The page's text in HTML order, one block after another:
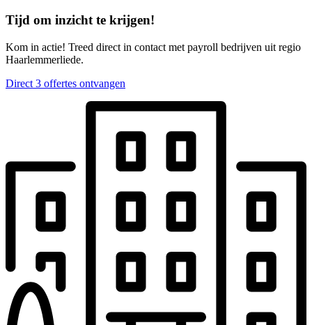
Tijd om inzicht te krijgen!
Kom in actie! Treed direct in contact met payroll bedrijven uit regio
Haarlemmerliede.
Direct 3 offertes ontvangen